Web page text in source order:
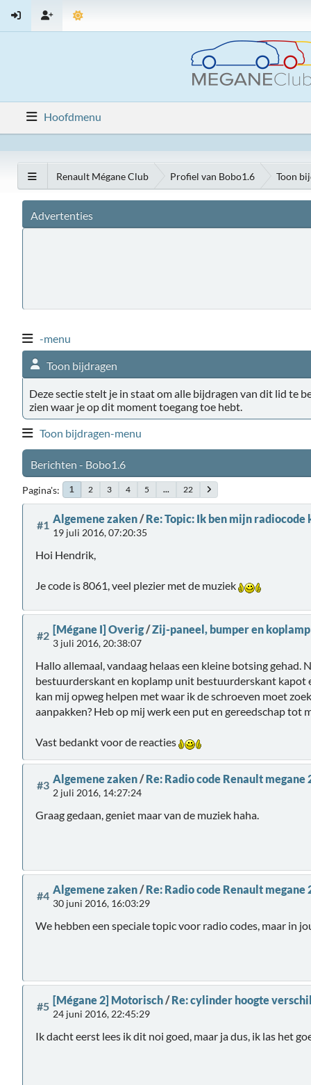
Hoofdmenu
Renault Mégane Club Profiel van Bobo1.6 Toon
Advertenties
-menu
Toon bijdragen
Deze sectie stelt je in staat om alle bijdragen van dit lid te
zien waar je op dit moment toegang toe hebt.
Toon bijdragen-menu
Berichten - Bobo1.6
Pagina's 1 2 3 4 5 ... 22
#1 Algemene zaken/Re: Topic: Ik ben mijn
19 juli 2016, 07:20:35
Hoi Hendrik,
Je code is 8061, veel plezier met de muziek
#2 [Mégane I] Overig/Zij-paneel, bumper en
3 juli 2016, 20:38:07
Hallo allemaal, vandaag helaas een kleine botsing gehad.
bestuurderskant en koplamp unit bestuurderskant kapot
kan mij opweg helpen met waar ik de schroeven moet
aanpakken? Heb op mij werk een put en gereedschap tot
Vast bedankt voor de reacties
#3 Algemene zaken/Re: Radio code Renault megane
2 juli 2016, 14:27:24
Graag gedaan, geniet maar van de muziek haha.
#4 Algemene zaken/Re: Radio code Renault megane
30 juni 2016, 16:03:29
We hebben een speciale topic voor radio codes, maar in
#5 [Mégane 2] Motorisch/Re: cylinder hoogte
24 juni 2016, 22:45:29
Ik dacht eerst lees ik dit noi goed, maar ja dus, ik las het